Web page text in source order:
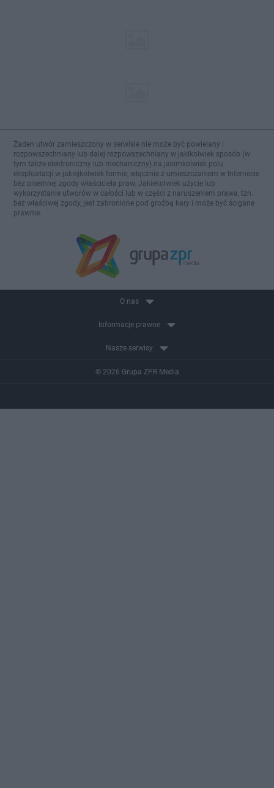
Żaden utwór zamieszczony w serwisie nie może być powielany i
rozpowszechniany lub dalej rozpowszechniany w jakikolwiek sposób (w
tym także elektroniczny lub mechaniczny) na jakimkolwiek polu
eksploatacji w jakiejkolwiek formie, włącznie z umieszczaniem w Internecie
bez pisemnej zgody właściciela praw. Jakiekolwiek użycie lub
wykorzystanie utworów w całości lub w części z naruszeniem prawa, tzn.
bez właściwej zgody, jest zabronione pod groźbą kary i może być ścigane
prawnie.
O nas
Informacje prawne
Nasze serwisy
© 2026 Grupa ZPR Media